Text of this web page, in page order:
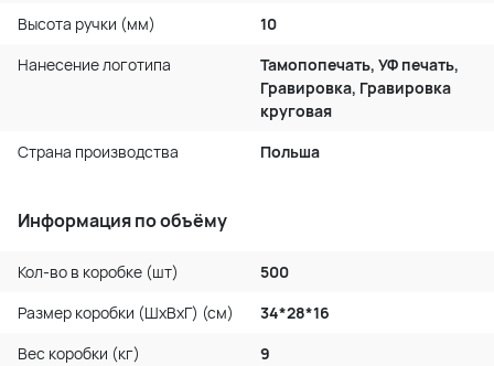
Высота ручки (мм)
10
Нанесение логотипа
Тамопопечать, УФ печать,
Гравировка, Гравировка
круговая
Страна производства
Польша
Информация по объёму
Кол-во в коробке (шт)
500
Размер коробки (ШхВхГ) (см)
34*28*16
Вес коробки (кг)
9